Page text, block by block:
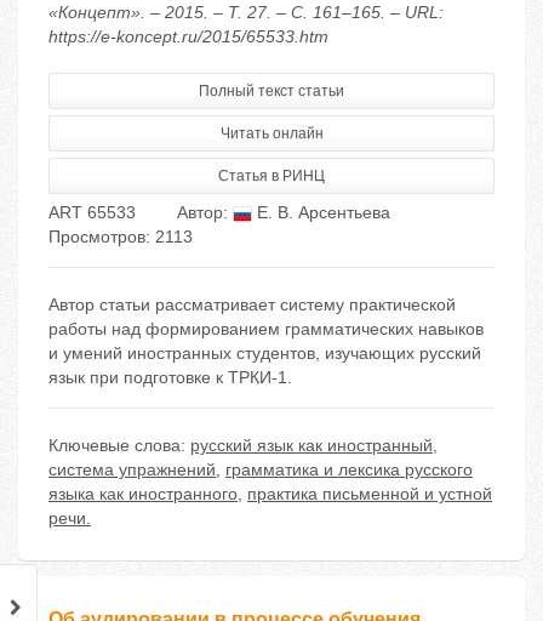
«Концепт». – 2015. – Т. 27. – С. 161–165. – URL:
https://e-koncept.ru/2015/65533.htm
Полный текст статьи
Читать онлайн
Статья в РИНЦ
ART 65533 Автор:
Е. В. Арсентьева
Просмотров: 2113
Автор статьи рассматривает систему практической
работы над формированием грамматических навыков
и умений иностранных студентов, изучающих русский
язык при подготовке к ТРКИ-1.
Ключевые слова: русский язык как иностранный,
система упражнений, грамматика и лексика русского
языка как иностранного, практика письменной и устной
речи.